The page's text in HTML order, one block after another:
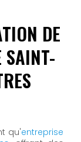
DE
SAINT-
qu'entreprise